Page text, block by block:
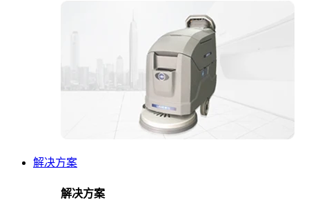
解决方案
解决方案